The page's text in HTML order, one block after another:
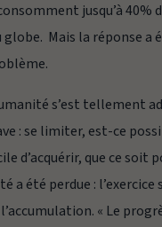
jusqu’à
Mais la réponse a
s’est tellement
: se limiter, est-ce
d’acquérir, que ce
a été perdue :
« Le